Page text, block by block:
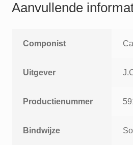
Aanvullende
Componist
Uitgever
Productienummer
Bindwijze